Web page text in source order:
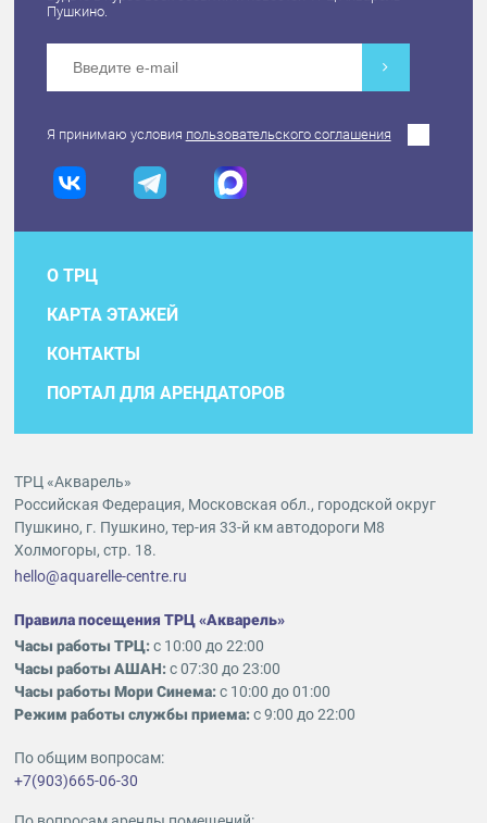
Пушкино.
Я принимаю условия пользовательского соглашения
О ТРЦ
КАРТА ЭТАЖЕЙ
КОНТАКТЫ
ПОРТАЛ ДЛЯ АРЕНДАТОРОВ
ТРЦ «Акварель»
Российская Федерация, Московская обл., городской округ
Пушкино, г. Пушкино, тер-ия 33-й км автодороги М8
Холмогоры, стр. 18.
hello@aquarelle-centre.ru
Правила посещения ТРЦ «Акварель»
Часы работы ТРЦ:с 10:00 до 22:00
Часы работы АШАН:с 07:30 до 23:00
Часы работы Мори Синема:с 10:00 до 01:00
Режим работы службы приема:с 9:00 до 22:00
По общим вопросам:
+7(903)665-06-30